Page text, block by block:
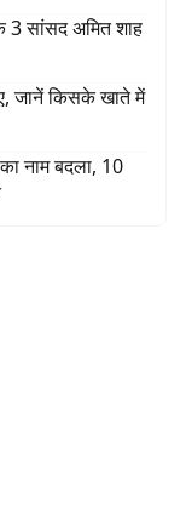
3 सांसद अमित शाह
जानें किसके खाते में
नाम बदला, 10